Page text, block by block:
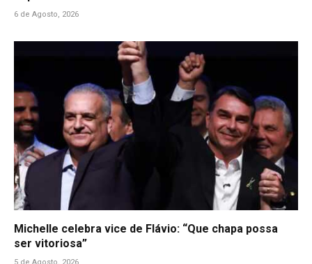
6 de Agosto, 2026
Michelle celebra vice de Flávio: “Que chapa possa
ser vitoriosa”